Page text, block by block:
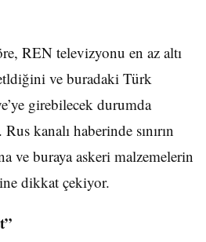
REN televizyonu en az altı
ve buradaki Türk
girebilecek durumda
kanalı haberinde sınırın
ve buraya askeri malzemelerin
dikkat çekiyor.